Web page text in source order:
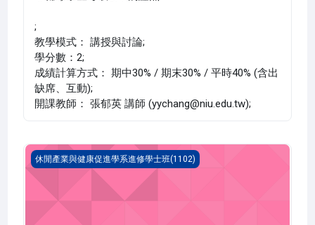
;
教學模式： 講授與討論;
學分數：2;
成績計算方式： 期中30% / 期末30% / 平時40% (含出
缺席、互動);
開課教師： 張郁英 講師 (yychang@niu.edu.tw);
房務與客務管理(1102_C1LH020017A)
休閒產業與健康促進學系進修學士班(1102)